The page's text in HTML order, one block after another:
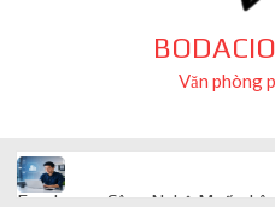
Văn phòng
Freelancer Công Nghệ Muốn